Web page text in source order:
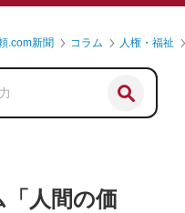
.com新聞 コラム 人権・福祉
人間の価